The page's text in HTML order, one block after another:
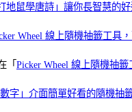
地鼠學唐詩」讓你長智慧的
Wheel 線上隨機抽籤工具
「Picker Wheel 線上隨機抽
數字」介面簡單好看的隨機抽